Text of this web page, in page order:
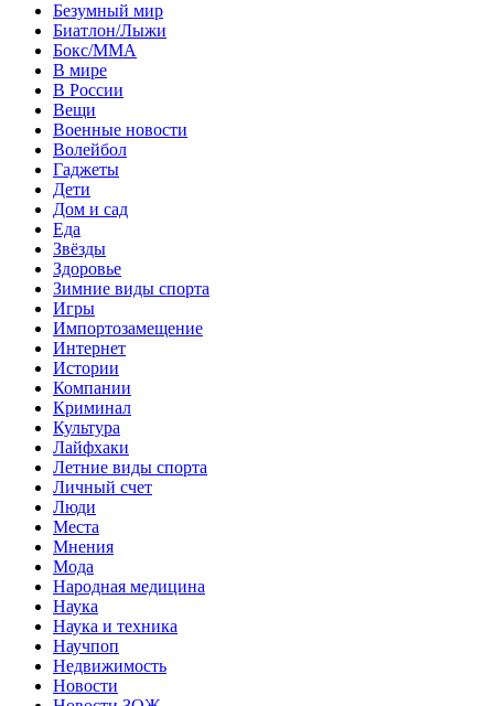
Безумный мир
Биатлон/Лыжи
Бокс/MMA
В мире
В России
Вещи
Военные новости
Волейбол
Гаджеты
Дети
Дом и сад
Еда
Звёзды
Здоровье
Зимние виды спорта
Игры
Импортозамещение
Интернет
Истории
Компании
Криминал
Культура
Лайфхаки
Летние виды спорта
Личный счет
Люди
Места
Мнения
Мода
Народная медицина
Наука
Наука и техника
Научпоп
Недвижимость
Новости